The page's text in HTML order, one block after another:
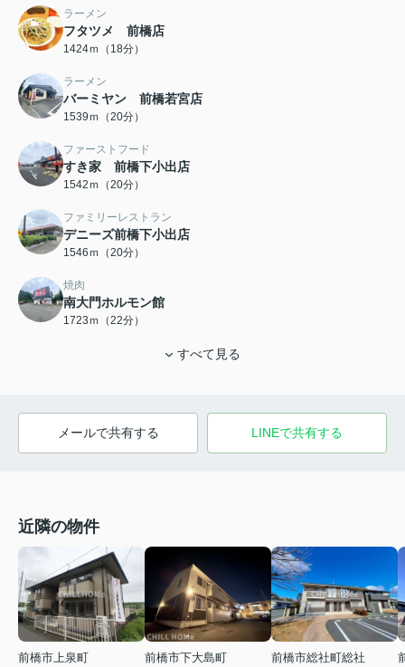
ラーメン
フタツメ 前橋店
1424ｍ（18分）
ラーメン
バーミヤン 前橋若宮店
1539ｍ（20分）
ファーストフード
すき家 前橋下小出店
1542ｍ（20分）
ファミリーレストラン
デニーズ前橋下小出店
1546ｍ（20分）
焼肉
南大門ホルモン館
1723ｍ（22分）
すべて見る
メールで共有する LINEで共有する
近隣の物件
前橋市上泉町
前橋市下大島町
前橋市総社町総社